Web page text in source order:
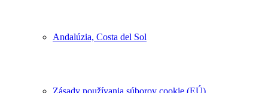
Andalúzia, Costa del Sol
Zásady používania súborov cookie (EÚ)